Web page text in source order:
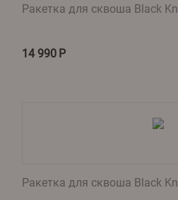
Ракетка для сквоша Black
14 990 Р
Ракетка для сквоша Black